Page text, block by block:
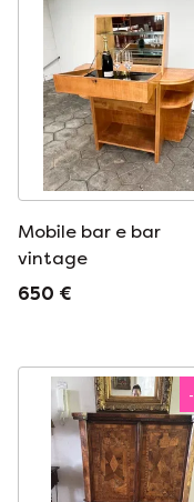
Mobile bar e bar
vintage
650 €
-